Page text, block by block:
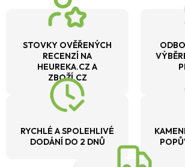
STOVKY OVĚŘENÝCH
RECENZÍ NA
HEUREKA.CZ A
ZBOŽÍ.CZ
RYCHLÉ A SPOLEHLIVÉ
DODÁNÍ DO 2 DNŮ